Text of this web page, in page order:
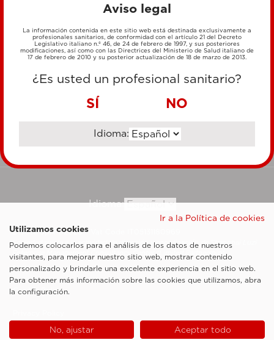
MÉTODOS DE PAGO
TRANSFERENCIA BANCARIA
Idioma:
Esaote SpA ©2026 - Vat Code IT05131180969
Sociedad sujeta a la actividad de dirección y coordinación de Shanghai Luzi
Enterprise Management Consultancy Center (Limited Partnership)
Notas legales
Cookie Policy
Aviso legal
La información contenida en este sitio web está destinada exclusivamente a
profesionales sanitarios, de conformidad con el artículo 21 del Decreto
Legislativo italiano n.º 46, de 24 de febrero de 1997, y sus posteriores
modificaciones, así como con las Directrices del Ministerio de Salud italiano de
17 de febrero de 2010 y su posterior actualización de 18 de marzo de 2013.
¿Es usted un profesional sanitario?
SÍ NO
Idioma:
Ir a la Política de cookies
Utilizamos cookies
Podemos colocarlos para el análisis de los datos de nuestros
visitantes, para mejorar nuestro sitio web, mostrar contenido
personalizado y brindarle una excelente experiencia en el sitio web.
Para obtener más información sobre las cookies que utilizamos, abra
la configuración.
No, ajustar Aceptar todo